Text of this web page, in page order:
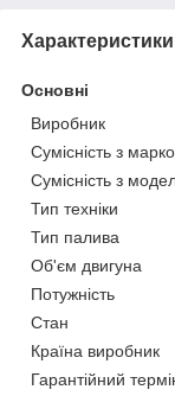
Характеристики
Основні
Виробник
Сумісність з
Сумісність з
Тип техніки
Тип палива
Об'єм двигуна
Потужність
Стан
Країна виробник
Гарантійний